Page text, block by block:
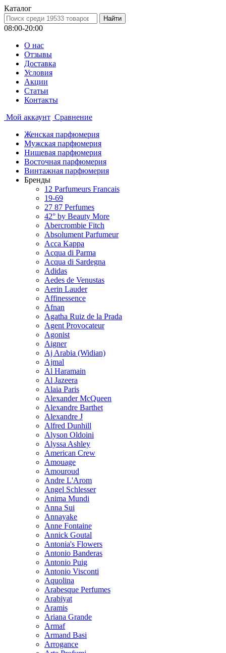
Каталог
08:00-20:00
О нас
Отзывы
Доставка
Условия
Aкции
Статьи
Контакты
Мой аккаунт Сравнение
Женская парфюмерия
Мужская парфюмерия
Нишевая парфюмерия
Восточная парфюмерия
Винтажная парфюмерия
Бренды
12 Parfumeurs Francais
19-69
27 87 Perfumes
42° by Beauty More
Abercrombie Fitch
Absolument Parfumeur
Acca Kappa
Acqua di Parma
Acqua di Sardegna
Adidas
Aedes de Venustas
Aerin Lauder
Affinessence
Afnan
Agatha Ruiz de la Prada
Agent Provocateur
Agonist
Aigner
Aj Arabia (Widian)
Ajmal
Al Haramain
Al Jazeera
Alaia Paris
Alexander McQueen
Alexandre Barthet
Alexandre J
Alfred Dunhill
Alyson Oldoini
Alyssa Ashley
American Crew
Amouage
Amouroud
Andre L'Arom
Angel Schlesser
Anima Mundi
Anna Sui
Annayake
Anne Fontaine
Annick Goutal
Antonia's Flowers
Antonio Banderas
Antonio Puig
Antonio Visconti
Aquolina
Arabesque Perfumes
Arabiyat
Aramis
Ariana Grande
Armaf
Armand Basi
Arrogance